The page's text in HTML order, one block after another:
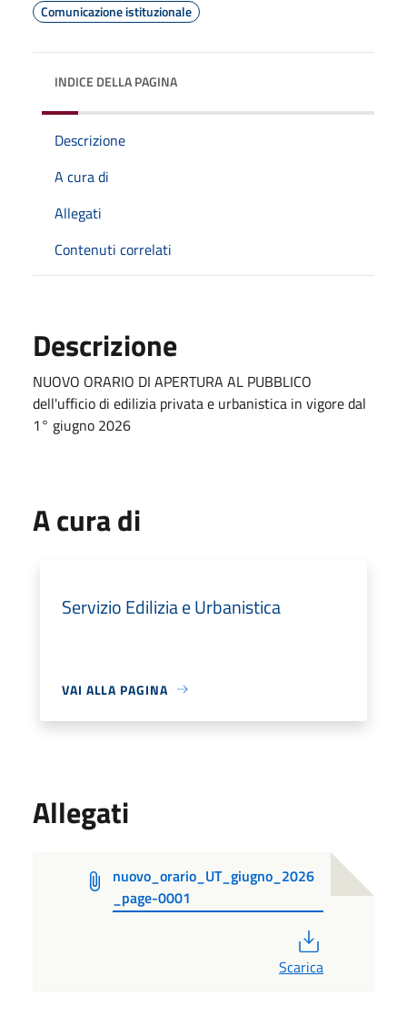
Comunicazione istituzionale
INDICE DELLA PAGINA
Descrizione
A cura di
Allegati
Contenuti correlati
Descrizione
NUOVO ORARIO DI APERTURA AL PUBBLICO
dell'ufficio di edilizia privata e urbanistica in vigore dal
1° giugno 2026
A cura di
Servizio Edilizia e Urbanistica
VAI ALLA PAGINA
Allegati
nuovo_orario_UT_giugno_2026
_page-0001
Scarica